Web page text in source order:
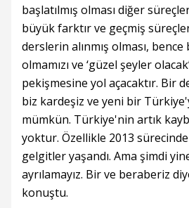
başlatılmış olması diğer
büyük farktır ve geçmiş
derslerin alınmış olması,
olmamızı ve ‘güzel şeyler
pekişmesine yol açacaktır. Bir
biz kardeşiz ve yeni bir
mümkün. Türkiye'nin artık
yoktur. Özellikle 2013
gelgitler yaşandı. Ama şimdi
ayrılamayız. Bir ve beraberiz
konuştu.